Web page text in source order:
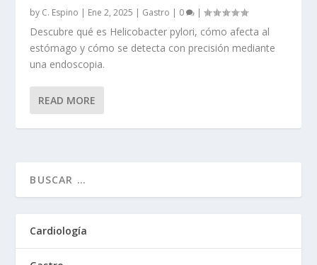
by C. Espino | Ene 2, 2025 | Gastro | 0 |
Descubre qué es Helicobacter pylori, cómo afecta al
estómago y cómo se detecta con precisión mediante
una endoscopia.
READ MORE
Cardiología